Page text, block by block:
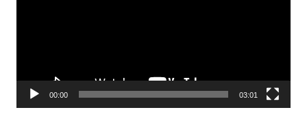
00:00 03:01